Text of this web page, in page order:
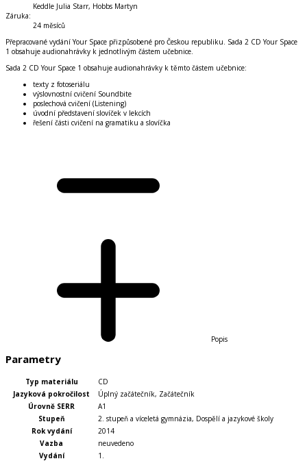
Keddle Julia Starr, Hobbs Martyn
Záruka:
24 měsíců
Přepracované vydání Your Space přizpůsobené pro Českou republiku. Sada 2 CD Your Space
1 obsahuje audionahrávky k jednotlivým částem učebnice.
Sada 2 CD Your Space 1 obsahuje audionahrávky k těmto částem učebnice:
texty z fotoseriálu
výslovnostní cvičení Soundbite
poslechová cvičení (Listening)
úvodní představení slovíček v lekcích
řešení části cvičení na gramatiku a slovíčka
Popis
Parametry
Typ materiálu
CD
Jazyková pokročilost
Úplný začátečník, Začátečník
Úrovně SERR
A1
Stupeň
2. stupeň a víceletá gymnázia, Dospělí a jazykové školy
Rok vydání
2014
Vazba
neuvedeno
Vydání
1.